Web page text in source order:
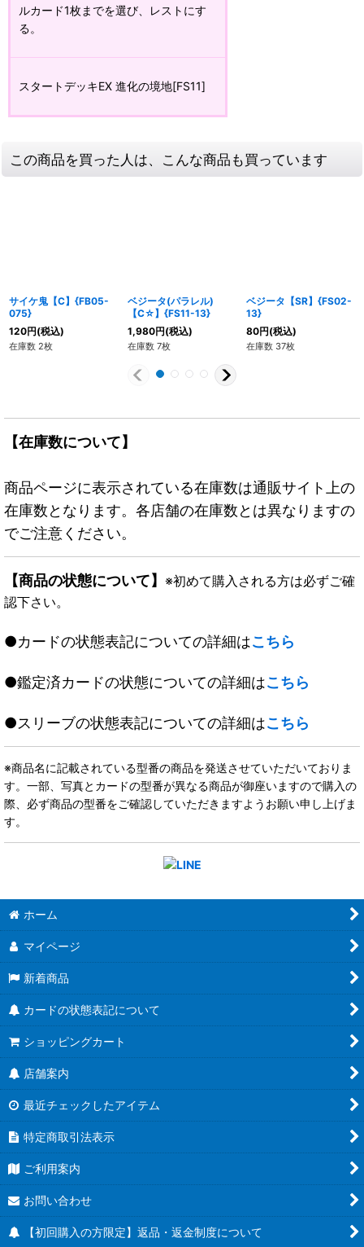
ルカード1枚までを選び、レストにす
る。
スタートデッキEX 進化の境地[FS11]
この商品を買った人は、こんな商品も買っています
サイケ鬼【C】{FB05-
075}
120円(税込)
在庫数 2枚
ベジータ(パラレル)
【C☆】{FS11-13}
1,980円(税込)
在庫数 7枚
ベジータ【SR】{FS02-
13}
80円(税込)
在庫数 37枚
【在庫数について】
商品ページに表示されている在庫数は通販サイト上の
在庫数となります。各店舗の在庫数とは異なりますの
でご注意ください。
【商品の状態について】 ※初めて購入される方は必ずご確
認下さい。
●カードの状態表記についての詳細はこちら
●鑑定済カードの状態についての詳細はこちら
●スリーブの状態表記についての詳細はこちら
※商品名に記載されている型番の商品を発送させていただいておりま
す。一部、写真とカードの型番が異なる商品が御座いますので購入の
際、必ず商品の型番をご確認していただきますようお願い申し上げま
す。
ホーム
マイページ
新着商品
カードの状態表記について
ショッピングカート
店舗案内
最近チェックしたアイテム
特定商取引法表示
ご利用案内
お問い合わせ
【初回購入の方限定】返品・返金制度について